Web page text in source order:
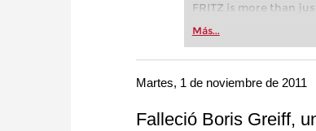
FRITZ is more than
Whether you’re
more efficiently,
approach than ever
Más...
Martes, 1 de noviembre de 2011
Falleció Boris Greiff,